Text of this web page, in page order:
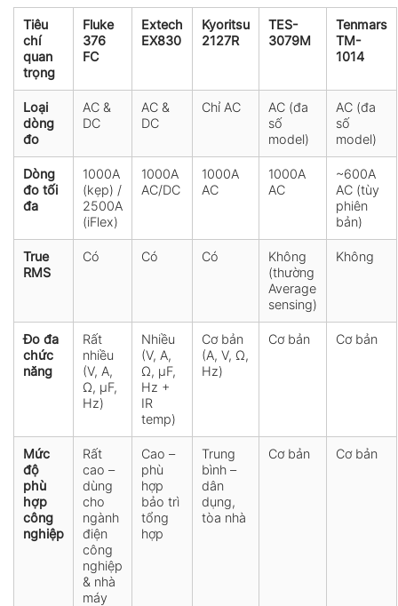
Tiêu
chí
quan
trọng
Fluke
376
FC
Extech
EX830
Kyoritsu
2127R
TES-
3079M
Tenmars
TM-
1014
Loại
dòng
đo
AC &
DC
AC &
DC
Chỉ AC
AC (đa
số
model)
AC (đa
số
model)
Dòng
đo tối
đa
1000A
(kẹp) /
2500A
(iFlex)
1000A
AC/DC
1000A
AC
1000A
AC
~600A
AC (tùy
phiên
bản)
True
RMS
Có Có Có
Không
(thường
Average
sensing)
Không
Đo đa
chức
năng
Rất
nhiều
(V, A,
Ω, µF,
Hz)
Nhiều
(V, A,
Ω, µF,
Hz +
IR
temp)
Cơ bản
(A, V, Ω,
Hz)
Cơ bản Cơ bản
Mức
độ
phù
hợp
công
nghiệp
Rất
cao –
dùng
cho
ngành
điện
công
nghiệp
& nhà
máy
Cao –
phù
hợp
bảo trì
tổng
hợp
Trung
bình –
dân
dụng,
tòa nhà
Cơ bản Cơ bản